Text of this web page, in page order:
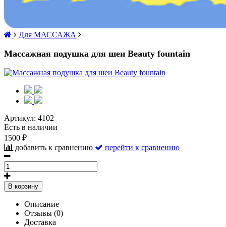
Для МАССАЖА
Массажная подушка для шеи Beauty fountain
Артикул: 4102
Есть в наличии
1500 ₽
добавить к сравнению
перейти к сравнению
В корзину
Описание
Отзывы (0)
Доставка